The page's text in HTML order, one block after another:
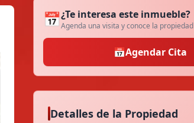
📅¿Te interesa este inmueble?
Agenda una visita y conoce la propiedad
📅Agendar Cita
Detalles de la Propiedad